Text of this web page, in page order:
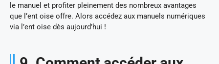
le manuel et profiter pleinement des nombreux avantages
que l’ent oise offre. Alors accédez aux manuels numériques
via l’ent oise dès aujourd’hui !